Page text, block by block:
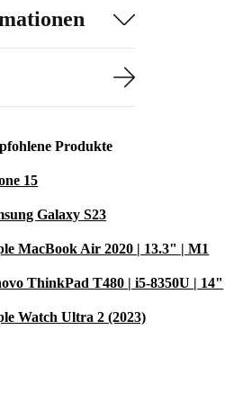
Produkte
15
Galaxy S23
MacBook Air 2020 | 13.3" | M1
ThinkPad T480 | i5-8350U | 14"
Watch Ultra 2 (2023)